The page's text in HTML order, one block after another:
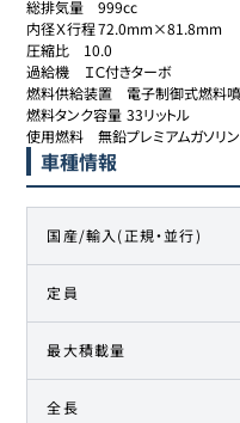
総排気量	999cc
内径Ｘ行程	72.0mm×81.8mm
圧縮比	10.0
過給機	ＩＣ付きターボ
燃料供給装置	電子制御式燃料噴射
燃料タンク容量	33リットル
使用燃料	無鉛プレミアムガソリン
車種情報
国産/輸入(正規・並行)
定員
最大積載量
全長